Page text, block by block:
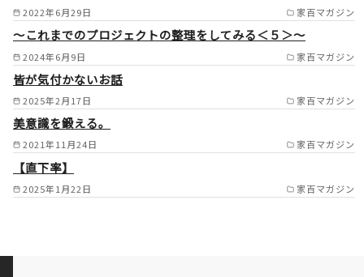
2022年6月29日 家百マガジン
2024年6月9日 家百マガジン
～これまでのプロジェクトの整理をしてみる＜５＞～
2025年2月17日 家百マガジン
皆が気付かないお話
2021年11月24日 家百マガジン
美意識を鍛える。
2025年1月22日 家百マガジン
【直下率】